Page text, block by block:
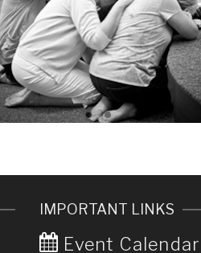
IMPORTANT LINKS
Event Calendar